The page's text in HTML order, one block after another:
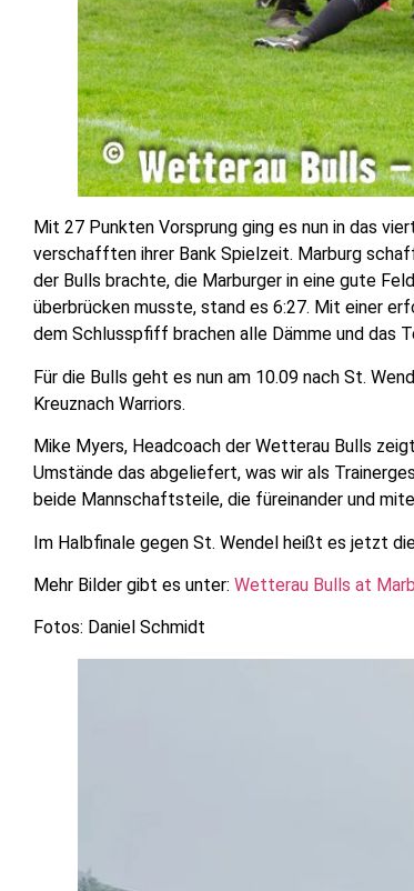
Mit 27 Punkten Vorsprung ging es nun in das
verschafften ihrer Bank Spielzeit. Marburg
der Bulls brachte, die Marburger in eine gute
überbrücken musste, stand es 6:27. Mit einer
dem Schlusspfiff brachen alle Dämme und das
Für die Bulls geht es nun am 10.09 nach St.
Kreuznach Warriors.
Mike Myers, Headcoach der Wetterau Bulls
Umstände das abgeliefert, was wir als
beide Mannschaftsteile, die füreinander und
Im Halbfinale gegen St. Wendel heißt es jetzt
Mehr Bilder gibt es unter: Wetterau Bulls at
Fotos: Daniel Schmidt